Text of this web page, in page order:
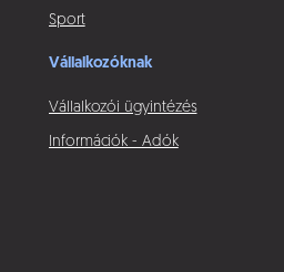
Sport
Vállalkozóknak
Vállalkozói ügyintézés
Információk - Adók